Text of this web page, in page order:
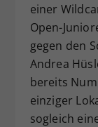
einer
Open-
gegen den
Andrea
bereits
einziger
sogleich